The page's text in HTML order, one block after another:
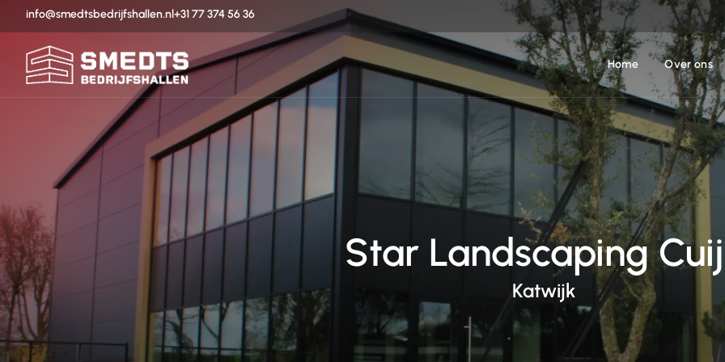
info@smedtsbedrijfshallen.nl+31 77 374 56 36
Home Over ons
Star Landscaping
Katwijk